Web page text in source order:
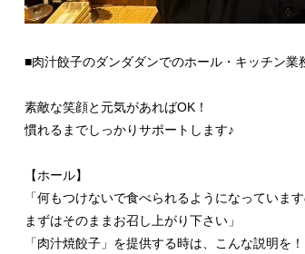
■肉汁餃子のダンダダンでのホール・キッチン業
素敵な笑顔と元気があればOK！
慣れるまでしっかりサポートします♪
【ホール】
「何もつけないで食べられるようになっています
まずはそのままお召し上がり下さい」
「肉汁焼餃子」を提供する時は、こんな説明を！